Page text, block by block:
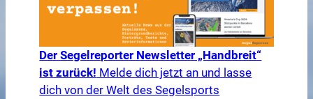
Der Segelreporter Newsletter „Handbreit“
ist zurück! Melde dich jetzt an und lasse
dich von der Welt des Segelsports